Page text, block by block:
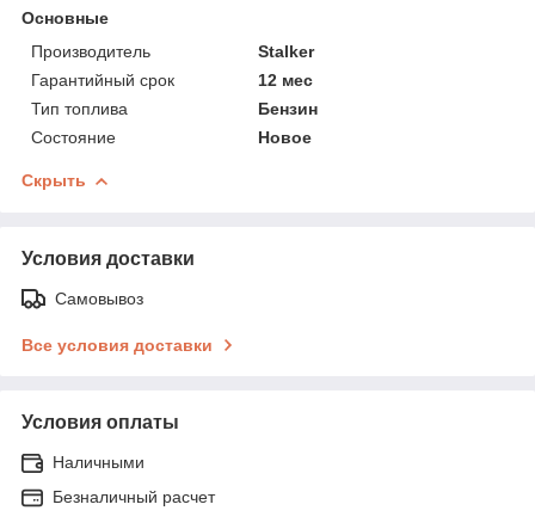
Основные
Производитель
Stalker
Гарантийный срок
12 мес
Тип топлива
Бензин
Состояние
Новое
Скрыть
Условия доставки
Самовывоз
Все условия доставки
Условия оплаты
Наличными
Безналичный расчет